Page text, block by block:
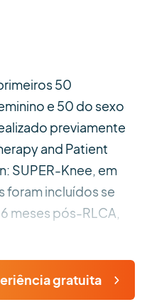
50
e 50 do sexo
previamente
and Patient
SUPER-Knee, em
foram incluídos se
meses pós-RLCA,
gratuita